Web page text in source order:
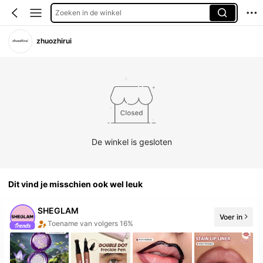
Zoeken in de winkel
zhuozhirui
De winkel is gesloten
Dit vind je misschien ook wel leuk
SHEGLAM
Toename van volgers 16%
De winkel heeft nieuwe items
Voer in